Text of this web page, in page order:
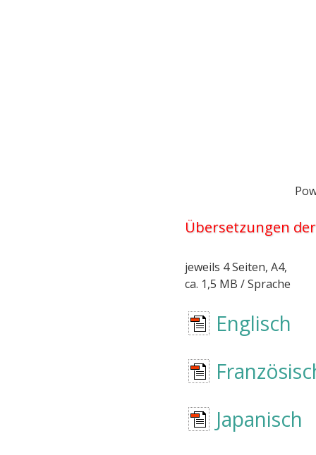
Übersetzungen
jeweils 4 Seiten, A4,
ca. 1,5 MB / Sprache
Englisch
Japanisch